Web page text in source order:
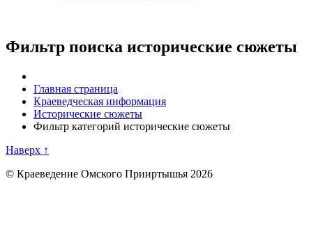
Фильтр поиска исторические сюжеты
Главная страница
Краеведческая информация
Исторические сюжеты
Фильтр категорий исторические сюжеты
Наверх ↑
© Краеведение Омского Прииртышья 2026